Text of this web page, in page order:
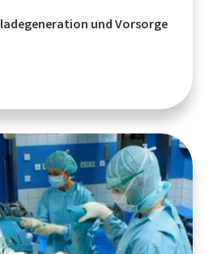
und Vorsorge